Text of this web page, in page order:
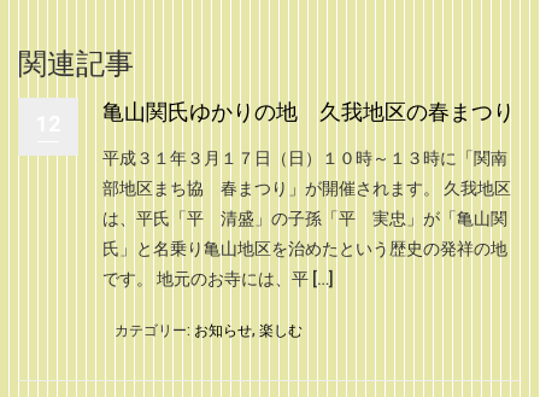
関連記事
亀山関氏ゆかりの地 久我地区の春まつり
平成３１年３月１７日（日）１０時～１３時に「関南
部地区まち協 春まつり」が開催されます。 久我地区
は、平氏「平 清盛」の子孫「平 実忠」が「亀山関
氏」と名乗り亀山地区を治めたという歴史の発祥の地
です。 地元のお寺には、平 […]
カテゴリー: お知らせ, 楽しむ